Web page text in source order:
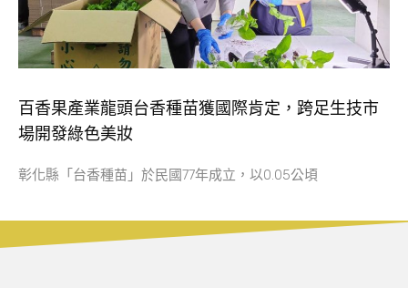
百香果產業龍頭台香種苗獲國際肯定，跨足生技市
場開發綠色美妝
彰化縣「台香種苗」於民國77年成立，以0.05公頃